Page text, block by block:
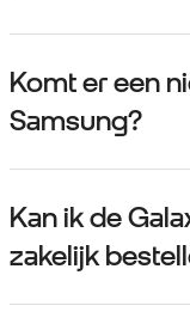
Komt er een
Samsung?
Kan ik de
zakelijk